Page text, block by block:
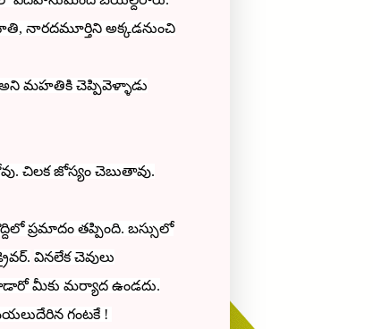
నారదమూర్తిని అక్కడనుంచి
మహతికి చెప్పివెళ్ళాడు
చిలక జోస్యం చెబుతావు.
ప్రమాదం తప్పింది. బస్సులో
వినలేక చెవులు
మీకు మర్యాద ఉండదు.
గంటకే !